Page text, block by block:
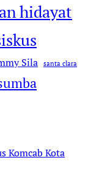
hidayat
Sila santa clara
Komcab Kota